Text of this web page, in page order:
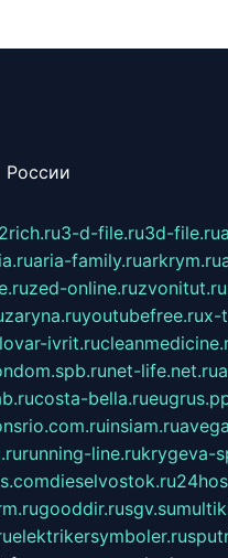
России
2rich.ru3-d-file.ru3d-file.ru
aria-family.ruarkrym.ru
zed-online.ruzvonitut.ru
zaryna.ruyoutubefree.rux-
ivrit.ru
net-life.net.ru
costa-bella.ru
insiam.ru
running-line.rukrygeva-
dieselvostok.ru
gooddir.rusgv.su
elektrikersymboler.ru